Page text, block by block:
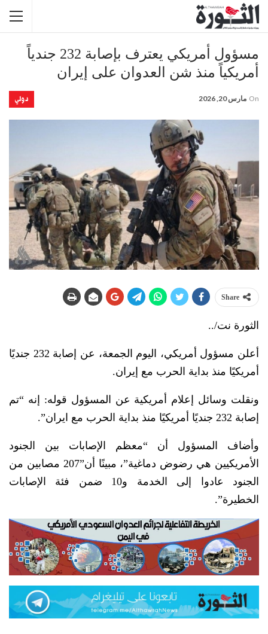
مسؤول أمريكي يعترف بإصابة 232 جندياً
أمريكياً منذ شن العدوان على إيران
دولي On مارس 20, 2026
Share
الثورة نت/..
أعلن مسؤول أمريكي، اليوم الجمعة، عن إصابة 232 جنديًا
أمريكيًا منذ بداية الحرب مع إيران.
ونقلت وسائل إعلام أمريكية عن المسؤول قوله: إنه “تم
إصابة 232 جنديًا أمريكيًا منذ بداية الحرب مع ايران”.
وأضاف المسؤول أن “معظم الإصابات بين الجنود
الأمريكيين هي رضوض دماغية”، مبينًا أن”207 مصابين من
الجنود عادوا إلى الخدمة و10 ضمن فئة الإصابات
الخطيرة”.